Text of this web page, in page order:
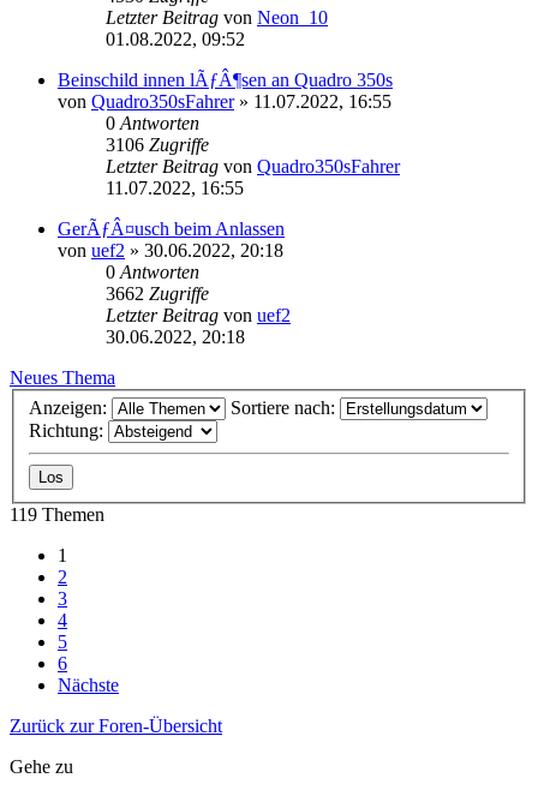
Letzter Beitrag von Neon_10
01.08.2022, 09:52
Beinschild innen lÃƒÂ¶sen an Quadro 350s
von Quadro350sFahrer» 11.07.2022, 16:55
0 Antworten
3106 Zugriffe
Letzter Beitrag von Quadro350sFahrer
11.07.2022, 16:55
GerÃƒÂ¤usch beim Anlassen
von uef2 » 30.06.2022, 20:18
0 Antworten
3662 Zugriffe
Letzter Beitrag von uef2
30.06.2022, 20:18
Neues Thema
Anzeigen:
Sortiere nach:
Richtung:
119 Themen
1
2
3
4
5
6
Nächste
Zurück zur Foren-Übersicht
Gehe zu